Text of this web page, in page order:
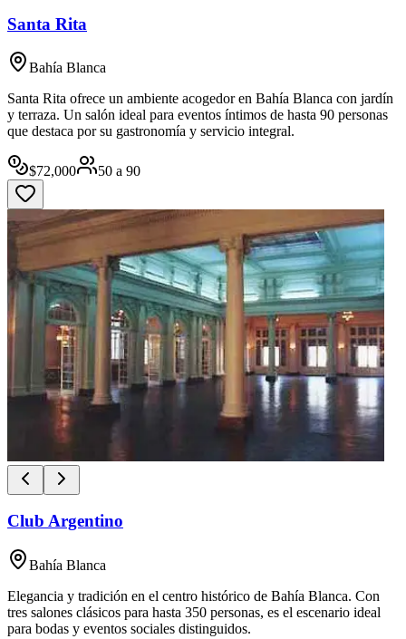
Santa Rita
Bahía Blanca
Santa Rita ofrece un ambiente acogedor en Bahía Blanca con jardín
y terraza. Un salón ideal para eventos íntimos de hasta 90 personas
que destaca por su gastronomía y servicio integral.
$72,000 50 a 90
Club Argentino
Bahía Blanca
Elegancia y tradición en el centro histórico de Bahía Blanca. Con
tres salones clásicos para hasta 350 personas, es el escenario ideal
para bodas y eventos sociales distinguidos.